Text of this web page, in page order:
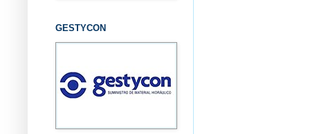
GESTYCON